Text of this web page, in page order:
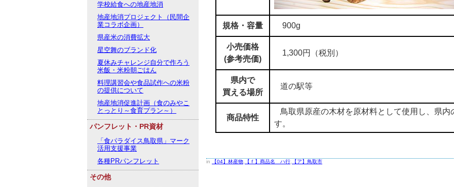
学校給食への地産地消
地産地消プロジェクト（民間企
業コラボ企画）
県産米の消費拡大
星空舞のブランド化
夏休みチャレンジ自分で作ろう
米飯・米粉朝ごはん
料理講習会や食品試作への米粉
の提供について
地産地消促進計画（食のみやこ
とっとり～食育プラン～）
パンフレット・PR資材
「食パラダイス鳥取県」マーク
活用支援事業
各種PRパンフレット
その他
規格・容量 900g
小売価格
(参考売価)
1,300円（税別）
県内で
買える場所
道の駅等
商品特性
鳥取県原産の木材を原材料として使用し、県内
す。
in 【04】林産物 【ｆ】商品名 ハ行 【ア】鳥取市